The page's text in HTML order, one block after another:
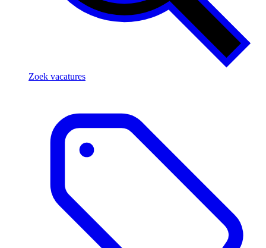
Zoek vacatures